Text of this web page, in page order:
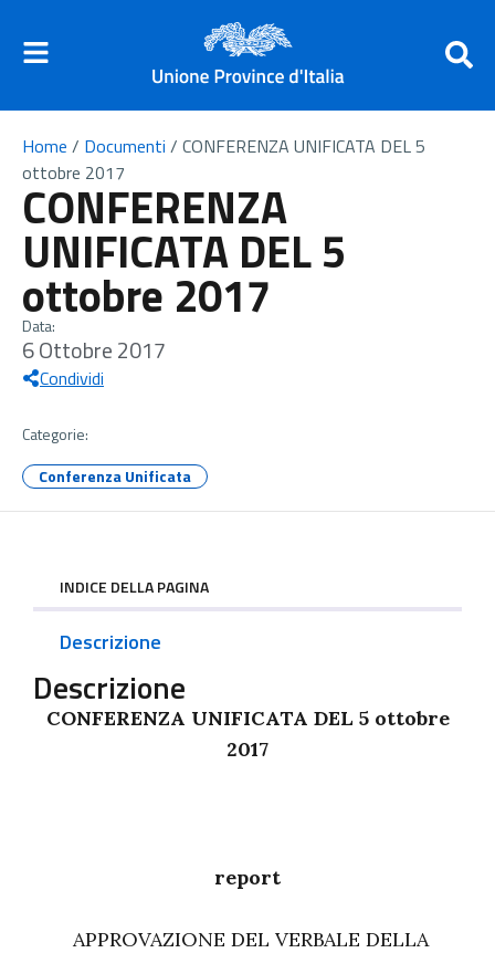
Home / Documenti / CONFERENZA UNIFICATA DEL 5
ottobre 2017
CONFERENZA
UNIFICATA DEL 5
ottobre 2017
Data:
6 Ottobre 2017
Condividi
Categorie:
Conferenza Unificata
INDICE DELLA PAGINA
Descrizione
Descrizione
CONFERENZA UNIFICATA DEL 5 ottobre
2017
report
APPROVAZIONE DEL VERBALE DELLA